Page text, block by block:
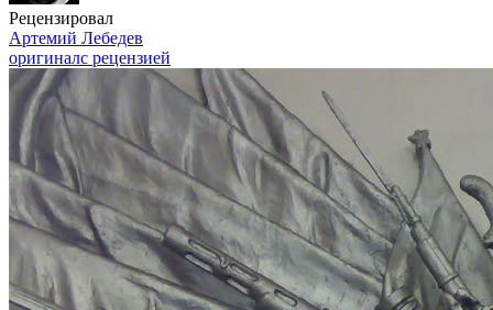
Рецензировал
Артемий Лебедев
оригиналс рецензией